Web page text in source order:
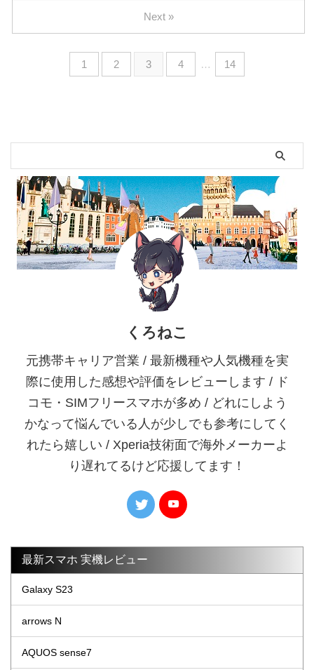
1 2 3 4 … 14
Next »
くろねこ
元携帯キャリア営業 / 最新機種や人気機種を実
際に使用した感想や評価をレビューします / ド
コモ・SIMフリースマホが多め / どれにしよう
かなって悩んでいる人が少しでも参考にしてく
れたら嬉しい / Xperia技術面で海外メーカーよ
り遅れてるけど応援してます！
最新スマホ 実機レビュー
Galaxy S23
arrows N
AQUOS sense7